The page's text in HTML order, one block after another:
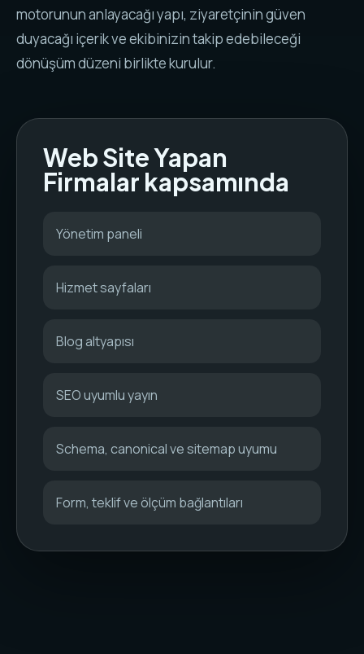
motorunun anlayacağı yapı, ziyaretçinin güven
duyacağı içerik ve ekibinizin takip edebileceği
dönüşüm düzeni birlikte kurulur.
Web Site Yapan
Firmalar kapsamında
Yönetim paneli
Hizmet sayfaları
Blog altyapısı
SEO uyumlu yayın
Schema, canonical ve sitemap uyumu
Form, teklif ve ölçüm bağlantıları